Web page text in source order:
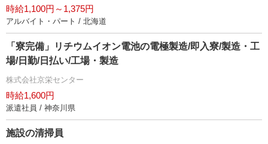
時給1,100円～1,375円
アルバイト・パート / 北海道
「寮完備」リチウムイオン電池の電極製造/即入寮/製造・工
場/日勤/日払い/工場・製造
株式会社京栄センター
時給1,600円
派遣社員 / 神奈川県
施設の清掃員